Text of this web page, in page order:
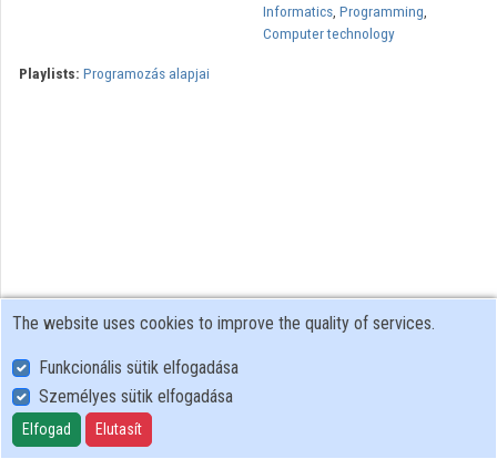
Informatics, Programming,
Computer technology
Playlists: Programozás alapjai
User Policy
Adatkezelési tájékoztató (en)
Cookie Policy
The website uses cookies to improve the quality of services.
Funkcionális sütik elfogadása
Személyes sütik elfogadása
Elfogad Elutasít